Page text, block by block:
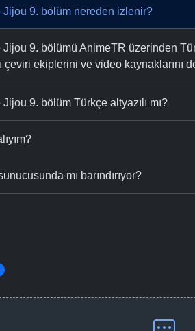
9. bölüm nereden izlenir?
9. bölümü AnimeTR üzerinden
çeviri ekiplerini ve video kaynaklarını
9. bölüm Türkçe altyazılı mı?
mı barındırıyor?